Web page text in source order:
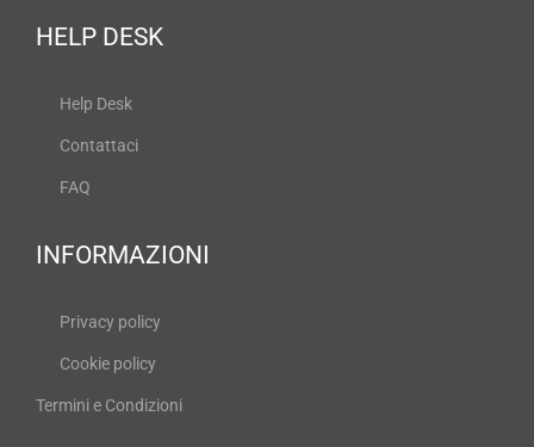
HELP DESK
Help Desk
Contattaci
FAQ
INFORMAZIONI
Privacy policy
Cookie policy
Termini e Condizioni